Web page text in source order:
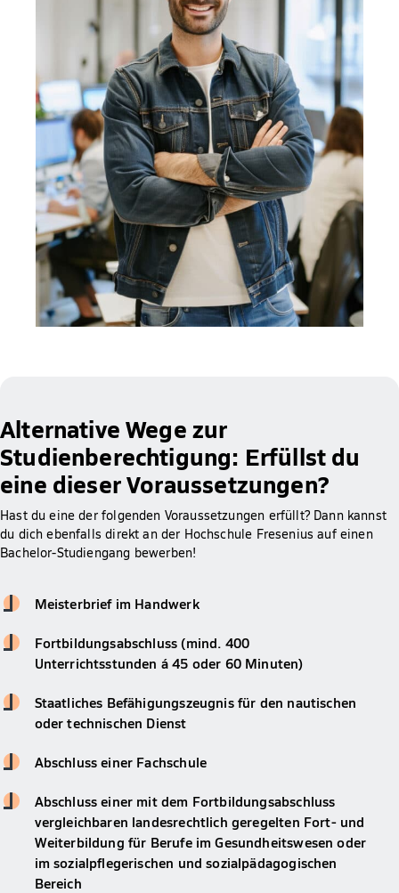
Alternative Wege zur
Studienberechtigung: Erfüllst du
eine dieser Voraussetzungen?
Hast du eine der folgenden Voraussetzungen erfüllt? Dann kannst
du dich ebenfalls direkt an der Hochschule Fresenius auf einen
Bachelor-Studiengang bewerben!
Meisterbrief im Handwerk
Fortbildungsabschluss (mind. 400
Unterrichtsstunden á 45 oder 60 Minuten)
Staatliches Befähigungszeugnis für den nautischen
oder technischen Dienst
Abschluss einer Fachschule
Abschluss einer mit dem Fortbildungsabschluss
vergleichbaren landesrechtlich geregelten Fort- und
Weiterbildung für Berufe im Gesundheitswesen oder
im sozialpflegerischen und sozialpädagogischen
Bereich